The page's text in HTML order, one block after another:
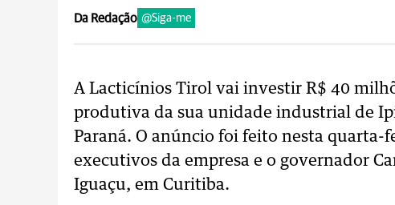
Da Redação @Siga-me
A Lacticínios Tirol vai investir R$ 40
produtiva da sua unidade industrial de
Paraná. O anúncio foi feito nesta quarta-
executivos da empresa e o governador
Iguaçu, em Curitiba.